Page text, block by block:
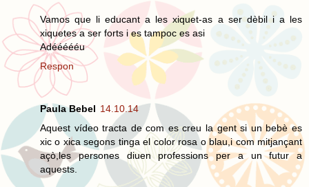
Vamos que li educant a les xiquet-as a ser dèbil i a les
xiquetes a ser forts i es tampoc es asi
Adéééééu
Respon
Paula Bebel 14.10.14
Aquest vídeo tracta de com es creu la gent si un bebè es
xic o xica segons tinga el color rosa o blau,i com mitjançant
açò,les persones diuen professions per a un futur a
aquests.